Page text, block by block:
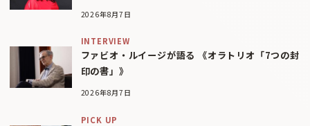
2026年8月7日
INTERVIEW
ファビオ・ルイージが語る 《オラトリオ「7つの封
印の書」》
2026年8月7日
PICK UP